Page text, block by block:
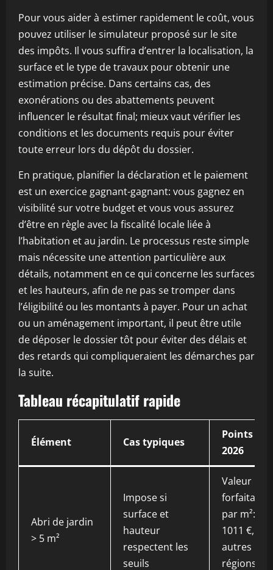
Pour vous aider à estimer rapidement le coût, vous
pouvez utiliser le simulateur proposé sur le site
des impôts. Il vous suffira d’entrer la localisation, la
surface et le type de travaux pour obtenir une
estimation précise. Dans certains cas, des
exonérations ou des abattements peuvent
influencer le résultat final; mieux vaut vérifier les
conditions et les documents requis pour éviter
toute erreur lors du dépôt du dossier.
En pratique, planifier la déclaration et le paiement
est un exercice gagnant-gagnant: vous gagnez en
visibilité sur votre budget et vous vous assurez
d’être en règle avec la fiscalité locale liée à
l’habitation et au jardin. Le processus reste simple
mais nécessite une attention particulière aux
détails, notamment en ce qui concerne les surfaces
et les hauteurs, afin de ne pas se tromper dans
l’éligibilité ou les montants à payer. Pour un achat
ou un aménagement important, il peut être utile
de déposer le dossier tôt pour éviter des délais et
des retards qui compliqueraient les démarches par
la suite.
Tableau récapitulatif rapide
Élément Cas typiques
Points clés
2026
Abri de jardin
> 5 m²
Impose si
surface et
hauteur
respectent les
seuils
Valeur
forfaitaire
par m²: IDF
1011 €,
autres
régions